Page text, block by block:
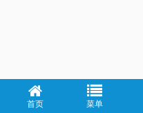
首页 菜单